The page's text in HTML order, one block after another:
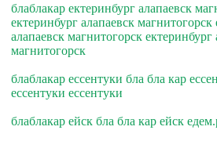
блаблакар ектеринбург алапаевск
ектеринбург алапаевск
алапаевск магнитогорск ектеринбург
магнитогорск
блаблакар ессентуки бла бла кар
ессентуки ессентуки
блаблакар ейск бла бла кар ейск